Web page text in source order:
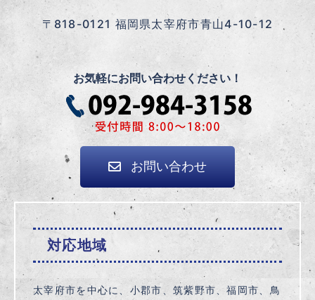
〒818-0121 福岡県太宰府市青山4-10-12
お気軽にお問い合わせください！
お問い合わせ
対応地域
太宰府市を中心に、小郡市、筑紫野市、福岡市、鳥